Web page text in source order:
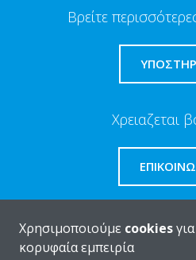
Βρείτε
Χρειαζεται
Χρησιμοποιούμε cookies
κορυφαία εμπειρία